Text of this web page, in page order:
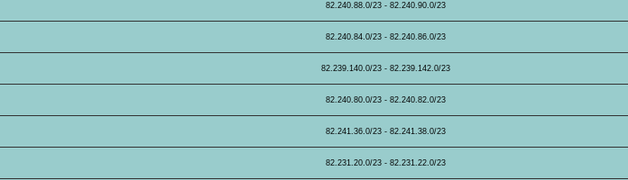
82.240.88.0/23 - 82.240.90.0/23
82.240.84.0/23 - 82.240.86.0/23
82.239.140.0/23 - 82.239.142.0/23
82.240.80.0/23 - 82.240.82.0/23
82.241.36.0/23 - 82.241.38.0/23
82.231.20.0/23 - 82.231.22.0/23